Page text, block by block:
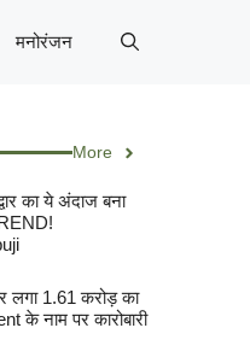
मनोरंजन
More
का ये अंदाज बना
लगा 1.61 करोड़ का
के नाम पर कारोबारी